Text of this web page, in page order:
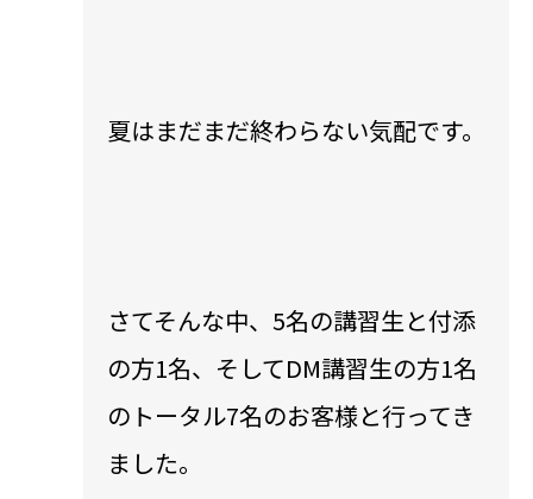
夏はまだまだ終わらない気配です。
さてそんな中、5名の講習生と付添
の方1名、そしてDM講習生の方1名
のトータル7名のお客様と行ってき
ました。